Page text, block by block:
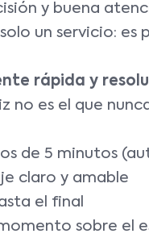
y buena
un servicio:
rápida y
no es el que
de 5 minutos
claro y amable
el final
sobre el